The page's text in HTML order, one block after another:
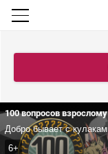
100 вопросов взрослому
6+